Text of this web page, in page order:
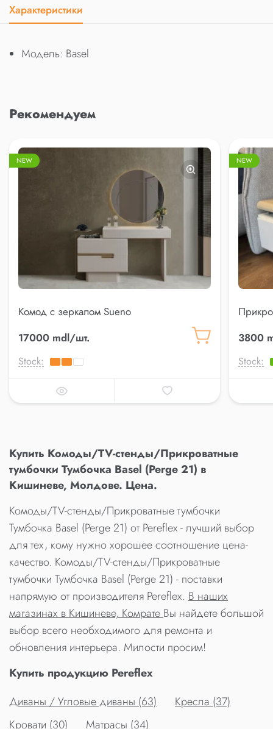
Характеристики
Модель: Basel
Рекомендуем
NEW
Комод с зеркалом Sueno
17000 mdl/шт.
Stock:
NEW
3800
Stock:
Купить Комоды/TV-стенды/Прикроватные
тумбочки Тумбочка Basel (Perge 21) в
Кишиневе, Молдове. Цена.
Комоды/TV-стенды/Прикроватные тумбочки
Тумбочка Basel (Perge 21) от Pereflex - лучший выбор
для тех, кому нужно хорошее соотношение цена-
качество. Комоды/TV-стенды/Прикроватные
тумбочки Тумбочка Basel (Perge 21) - поставки
напрямую от производителя Pereflex. В наших
магазинах в Кишиневе, КомратеВы найдете большой
выбор всего необходимого для ремонта и
обновления интерьера. Милости просим!
Купить продукцию Pereflex
Диваны / Угловые диваны (63)
Кресла (37)
Кровати (30)
Матрасы (34)